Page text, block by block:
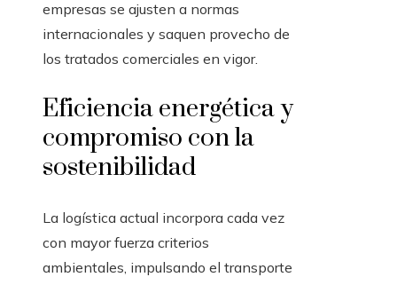
empresas se ajusten a normas
internacionales y saquen provecho de
los tratados comerciales en vigor.
Eficiencia energética y
compromiso con la
sostenibilidad
La logística actual incorpora cada vez
con mayor fuerza criterios
ambientales, impulsando el transporte